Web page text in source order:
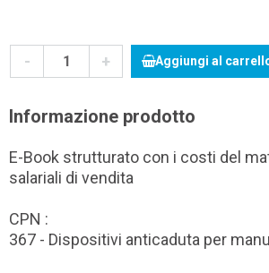
- + Aggiungi al
Informazione prodotto
E-Book strutturato con i costi del
salariali di vendita
CPN :
367 - Dispositivi anticaduta per